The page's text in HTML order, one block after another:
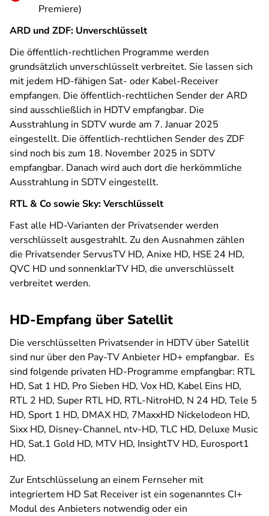
Premiere)
ARD und ZDF: Unverschlüsselt
Die öffentlich-rechtlichen Programme werden
grundsätzlich unverschlüsselt verbreitet. Sie lassen sich
mit jedem HD-fähigen Sat- oder Kabel-Receiver
empfangen. Die öffentlich-rechtlichen Sender der ARD
sind ausschließlich in HDTV empfangbar. Die
Ausstrahlung in SDTV wurde am 7. Januar 2025
eingestellt. Die öffentlich-rechtlichen Sender des ZDF
sind noch bis zum 18. November 2025 in SDTV
empfangbar. Danach wird auch dort die herkömmliche
Ausstrahlung in SDTV eingestellt.
RTL & Co sowie Sky: Verschlüsselt
Fast alle HD-Varianten der Privatsender werden
verschlüsselt ausgestrahlt. Zu den Ausnahmen zählen
die Privatsender ServusTV HD, Anixe HD, HSE 24 HD,
QVC HD und sonnenklarTV HD, die unverschlüsselt
verbreitet werden.
HD-Empfang über Satellit
Die verschlüsselten Privatsender in HDTV über Satellit
sind nur über den Pay-TV Anbieter HD+ empfangbar. Es
sind folgende privaten HD-Programme empfangbar: RTL
HD, Sat 1 HD, Pro Sieben HD, Vox HD, Kabel Eins HD,
RTL 2 HD, Super RTL HD, RTL-NitroHD, N 24 HD, Tele 5
HD, Sport 1 HD, DMAX HD, 7MaxxHD Nickelodeon HD,
Sixx HD, Disney-Channel, ntv-HD, TLC HD, Deluxe Music
HD, Sat.1 Gold HD, MTV HD, InsightTV HD, Eurosport1
HD.
Zur Entschlüsselung an einem Fernseher mit
integriertem HD Sat Receiver ist ein sogenanntes CI+
Modul des Anbieters notwendig oder ein